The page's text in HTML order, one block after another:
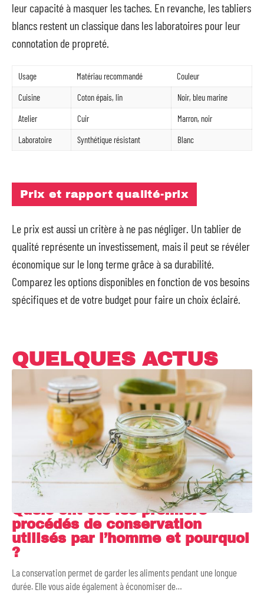
leur capacité à masquer les taches. En revanche, les tabliers
blancs restent un classique dans les laboratoires pour leur
connotation de propreté.
Usage Matériau recommandé
Couleur
Cuisine
Coton épais, lin
Noir, bleu marine
Atelier
Cuir
Marron, noir
Laboratoire
Synthétique résistant Blanc
Prix et rapport qualité-prix
Le prix est aussi un critère à ne pas négliger. Un tablier de
qualité représente un investissement, mais il peut se révéler
économique sur le long terme grâce à sa durabilité.
Comparez les options disponibles en fonction de vos besoins
spécifiques et de votre budget pour faire un choix éclairé.
QUELQUES ACTUS
Quels ont été les premiers
procédés de conservation
utilisés par l’homme et pourquoi
?
La conservation permet de garder les aliments pendant une longue
durée. Elle vous aide également à économiser de…